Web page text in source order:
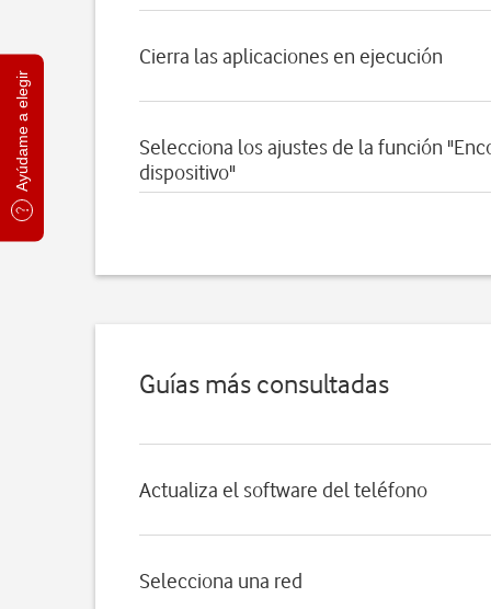
Ayúdame a elegir
Cierra las aplicaciones en ejecución
Selecciona los ajustes de la función
dispositivo"
Guías más consultadas
Actualiza el software del teléfono
Selecciona una red